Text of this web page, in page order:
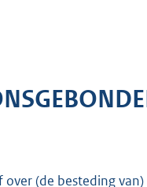
(de besteding